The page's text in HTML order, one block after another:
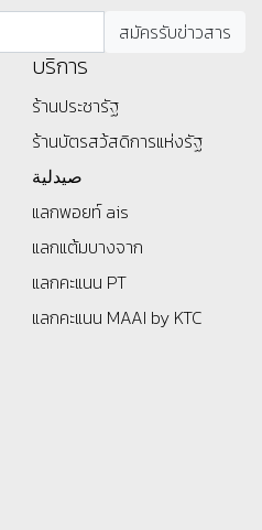
บริการ
ร้านประชารัฐ
ร้านบัตรสว้สดิการแห่งรัฐ
صيدلية
แลกพอยท์ ais
แลกแต้มบางจาก
แลกคะแนน PT
แลกคะแนน MAAI by KTC